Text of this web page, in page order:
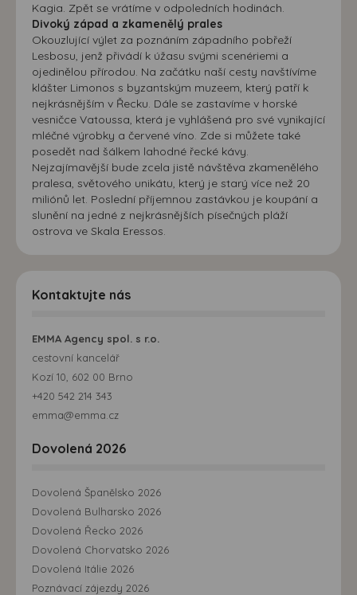
Kagia. Zpět se vrátíme v odpoledních hodinách.
Divoký západ a zkamenělý prales
Okouzlující výlet za poznáním západního pobřeží
Lesbosu, jenž přivádí k úžasu svými scenériemi a
ojedinělou přírodou. Na začátku naší cesty navštívíme
klášter Limonos s byzantským muzeem, který patří k
nejkrásnějším v Řecku. Dále se zastavíme v horské
vesničce Vatoussa, která je vyhlášená pro své vynikající
mléčné výrobky a červené víno. Zde si můžete také
posedět nad šálkem lahodné řecké kávy.
Nejzajímavější bude zcela jistě návštěva zkamenělého
pralesa, světového unikátu, který je starý více než 20
miliónů let. Poslední příjemnou zastávkou je koupání a
slunění na jedné z nejkrásnějších písečných pláží
ostrova ve Skala Eressos.
Kontaktujte nás
EMMA Agency spol. s r.o.
cestovní kancelář
Kozí 10, 602 00 Brno
+420 542 214 343
emma@emma.cz
Dovolená 2026
Dovolená Španělsko 2026
Dovolená Bulharsko 2026
Dovolená Řecko 2026
Dovolená Chorvatsko 2026
Dovolená Itálie 2026
Poznávací zájezdy 2026